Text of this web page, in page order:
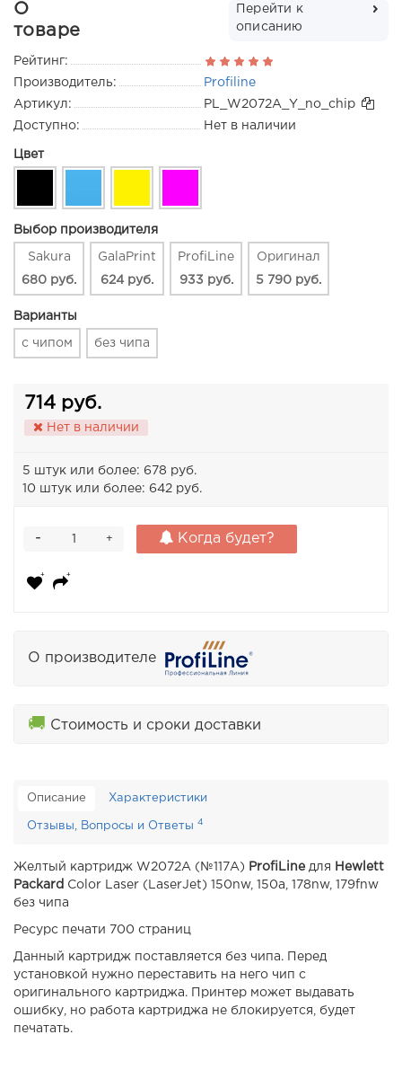
О
товаре
Перейти к
описанию
Рейтинг:
Производитель:
Profiline
Артикул:
PL_W2072A_Y_no_chip
Доступно:
Нет в наличии
Цвет
Выбор производителя
Sakura
680 руб.
GalaPrint
624 руб.
ProfiLine
933 руб.
Оригинал
5 790 руб.
Варианты
с чипом без чипа
714 руб.
Нет в наличии
5 штук или более: 678 руб.
10 штук или более: 642 руб.
+
- Когда будет?
О производителе
🚚 Стоимость и сроки доставки
Описание Характеристики
Отзывы, Вопросы и Ответы 4
Желтый картридж W2072A (№117A) ProfiLine для
Hewlett
Packard Color Laser (LaserJet) 150nw, 150a, 178nw, 179fnw
без чипа
Ресурс печати 700 страниц
Данный картридж поставляется без чипа. Перед
установкой нужно переставить на него чип с
оригинального картриджа. Принтер может выдавать
ошибку, но работа картриджа не блокируется, будет
печатать.